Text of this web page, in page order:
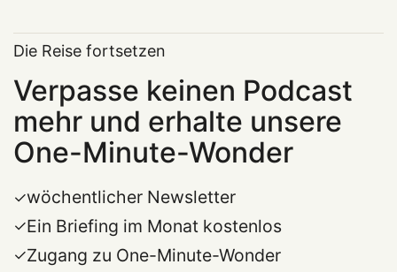
Die Reise fortsetzen
Verpasse keinen Podcast
mehr und erhalte unsere
One-Minute-Wonder
wöchentlicher Newsletter
Ein Briefing im Monat kostenlos
Zugang zu One-Minute-Wonder